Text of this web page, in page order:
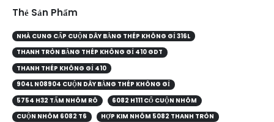
Thẻ Sản Phẩm
NHÀ CUNG CẤP CUỘN DÂY BẰNG THÉP KHÔNG GỈ 316L
THANH TRÒN BẰNG THÉP KHÔNG GỈ 410 GDT
THANH THÉP KHÔNG GỈ 410
904L N08904 CUỘN DÂY BẰNG THÉP KHÔNG GỈ
5754 H32 TẤM NHÔM RÔ
6082 H111 CỔ CUỘN NHÔM
CUỘN NHÔM 6082 T6
HỢP KIM NHÔM 5082 THANH TRÒN